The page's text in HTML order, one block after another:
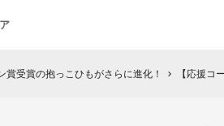
受賞の抱っこひもがさらに進化！ chevron_right 【応援コ